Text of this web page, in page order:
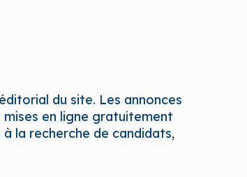
du site. Les annonces
en ligne gratuitement
la recherche de candidats,